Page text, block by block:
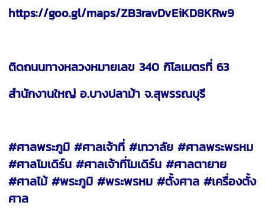
https://goo.gl/maps/ZB3ravDvEiKD8KRw9
ติดถนนทางหลวงหมายเลข 340 กิโลเมตรที่ 63
สำนักงานใหญ่ อ.บางปลาม้า จ.สุพรรณบุรี
#ศาลพระภูมิ #ศาลเจ้าที่ #เทวาลัย #ศาลพระพรหม
#ศาลโมเดิร์น #ศาลเจ้าที่โมเดิร์น #ศาลตายาย
#ศาลไม้ #พระภูมิ #พระพรหม #ตั้งศาล #เครื่องตั้ง
ศาล